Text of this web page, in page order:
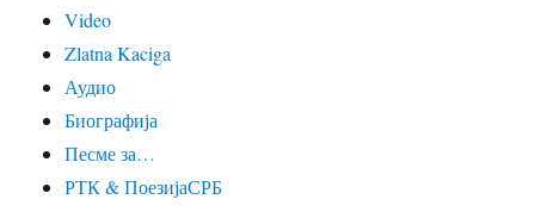
Video
Zlatna Kaciga
Аудио
Биографија
Песме за…
РТК & ПоезијаСРБ